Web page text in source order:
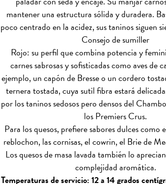
mantener una estructura sólida y duradera.
poco centrado en la acidez, sus taninos siguen
Consejo de sumiller
Rojo: su perfil que combina potencia y
carnes sabrosas y sofisticadas como aves de
ejemplo, un capón de Bresse o un cordero
ternera tostada, cuya sutil fibra estará
por los taninos sedosos pero densos del
los Premiers Crus.
Para los quesos, prefiere sabores dulces como
reblochon, las cornisas, el cowrin, el Brie de
Los quesos de masa lavada también lo
complejidad aromática.
Temperaturas de servicio: 12 a 14 grados